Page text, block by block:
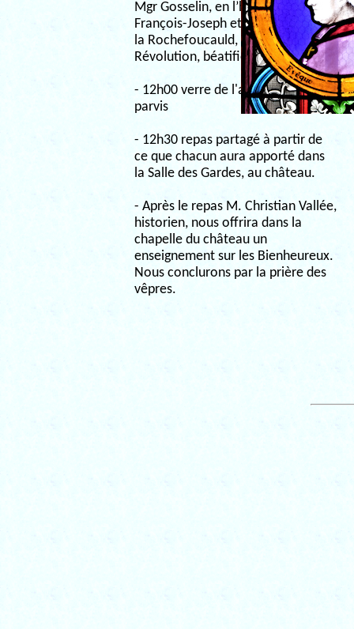
Mgr Gosselin, en l’honneur de
François-Joseph et Pierre-Louis de
la Rochefoucauld, martyrs de la
Révolution, béatifiés il y a 100 ans.
- 12h00 verre de l'amitié sur le
parvis
- 12h30 repas partagé à partir de
ce que chacun aura apporté dans
la Salle des Gardes, au château.
- Après le repas M. Christian Vallée,
historien, nous offrira dans la
chapelle du château un
enseignement sur les Bienheureux.
Nous conclurons par la prière des
vêpres.